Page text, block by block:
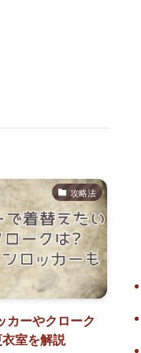
攻略法
カーやクローク
室を解説